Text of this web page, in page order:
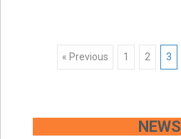
Posts
navigation
« Previous 1 2 3
NEWS